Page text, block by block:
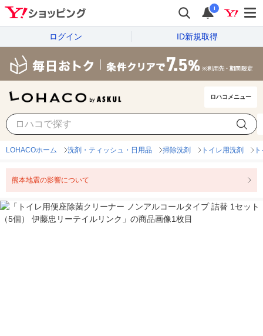
i
ログイン ID新規取得
ロハコメニュー
LOHACOホーム 洗剤・ティッシュ・日用品 掃除洗剤 トイレ用洗剤
熊本地震の影響について